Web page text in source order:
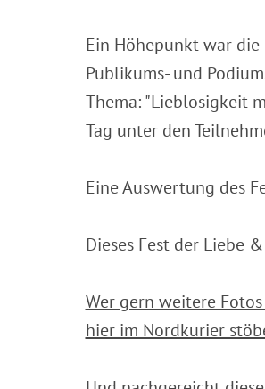
Ein Höhepunkt war
Publikums- und
Thema: "Lieblosigkeit
Tag unter den
Eine Auswertung des
Dieses Fest der Liebe
Wer gern weitere
hier im Nordkurier